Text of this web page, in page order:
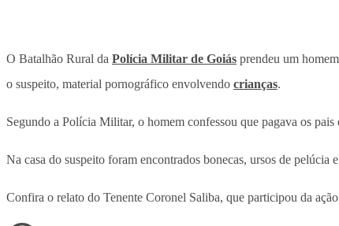
O Batalhão Rural da Polícia Militar de Goiás prendeu um
o suspeito, material pornográfico envolvendo crianças.
Segundo a Polícia Militar, o homem confessou que pagava os
Na casa do suspeito foram encontrados bonecas, ursos de pelúcia
Confira o relato do Tenente Coronel Saliba, que participou da